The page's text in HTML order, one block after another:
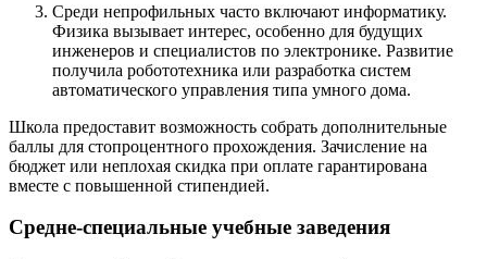
Среди непрофильных часто включают информатику.
Физика вызывает интерес, особенно для будущих
инженеров и специалистов по электронике. Развитие
получила робототехника или разработка систем
автоматического управления типа умного дома.
Школа предоставит возможность собрать дополнительные
баллы для стопроцентного прохождения. Зачисление на
бюджет или неплохая скидка при оплате гарантирована
вместе с повышенной стипендией.
Средне-специальные учебные заведения